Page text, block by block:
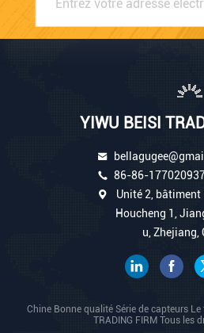
YIWU BEISI
86-86-
Unité 2,
Houcheng 1,
u, Zhejiang,
Chine Bonne qualité Série de capteurs Le
TRADING FIRM Tous les